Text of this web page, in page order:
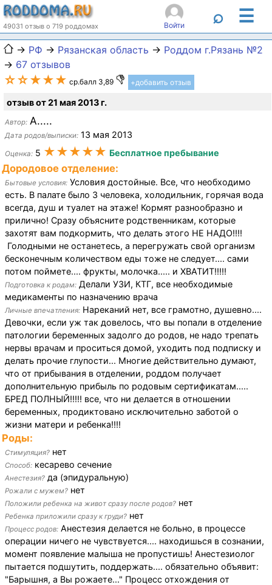
49031 отзыв о 719 роддомах Войти ⌕ ☰
→ РФ → Рязанская область → Роддом г.Рязань №2
→ 67 отзывов
☆☆★★★ ср.балл 3,89 +добавить отзыв
отзыв от 21 мая 2013 г.
Автор: А.....
Дата родов/выписки: 13 мая 2013
Оценка: 5 ★★★★★ Бесплатное пребывание
Дородовое отделение:
Бытовые условия: Условия достойные. Все, что необходимо
есть. В палате было 3 человека, холодильник, горячая вода
всегда, душ и туалет на этаже! Кормят разнообразно и
прилично! Сразу объясните родственникам, которые
захотят вам подкормить, что делать этого НЕ НАДО!!!!
Голодными не останетесь, а перегружать свой организм
бесконечным количеством еды тоже не следует.... сами
потом поймете.... фрукты, молочка..... и ХВАТИТ!!!!!
Подготовка к родам: Делали УЗИ, КТГ, все необходимые
медикаменты по назначению врача
Личные впечатления: Нареканий нет, все грамотно, душевно....
Девочки, если уж так довелось, что вы попали в отделение
патологии беременных задолго до родов, не надо трепать
нервы врачам и проситься домой, уходить под подписку и
делать прочие глупости... Многие действительно думают,
что от прибывания в отделении, роддом получает
дополнительную прибыль по родовым сертификатам.....
БРЕД ПОЛНЫЙ!!!!! все, что ни делается в отношении
беременных, продиктовано исключительно заботой о
жизни матери и ребенка!!!!
Роды:
Стимуляция? нет
Способ: кесарево сечение
Анестезия? да (эпидуральную)
Рожали с мужем? нет
Положили ребенка на живот сразу после родов? нет
Ребенка приложили сразу к груди? нет
Процесс родов: Анестезия делается не больно, в процессе
операции ничего не чувствуется.... находишься в сознании,
момент появление малыша не пропустишь! Анестезиолог
пытается подшутить, поддержать.... обязательно объявит:
"Барышня, а Вы рожаете..." Процесс отхождения от